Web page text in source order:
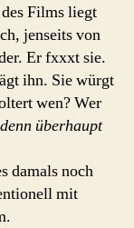
des Films liegt
jenseits von
Er fxxxt sie.
ihn. Sie würgt
wen? Wer
überhaupt
damals noch
mit